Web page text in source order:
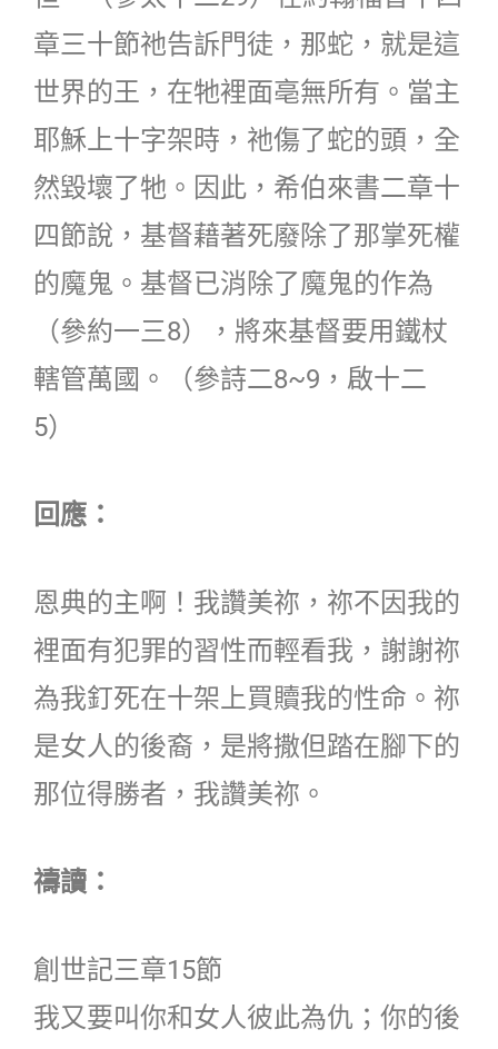
章三十節祂告訴門徒，那蛇，就是這
世界的王，在牠裡面亳無所有。當主
耶穌上十字架時，祂傷了蛇的頭，全
然毀壞了牠。因此，希伯來書二章十
四節說，基督藉著死廢除了那掌死權
的魔鬼。基督已消除了魔鬼的作為
（參約一三8），將來基督要用鐵杖
轄管萬國。（參詩二8~9，啟十二
5）
回應：
恩典的主啊！我讚美祢，祢不因我的
裡面有犯罪的習性而輕看我，謝謝祢
為我釘死在十架上買贖我的性命。祢
是女人的後裔，是將撒但踏在腳下的
那位得勝者，我讚美祢。
禱讀：
創世記三章15節
我又要叫你和女人彼此為仇；你的後